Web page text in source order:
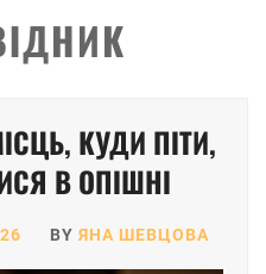
КУДИ ПІТИ,
В ОПІШНІ
BY ЯНА ШЕВЦОВА